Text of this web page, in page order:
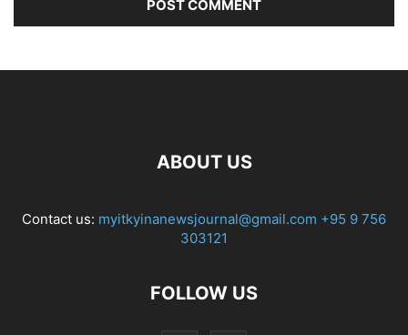
ABOUT US
Contact us: myitkyinanewsjournal@gmail.com +95 9 756
303121
FOLLOW US